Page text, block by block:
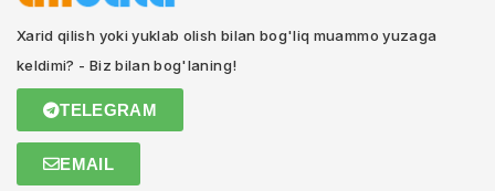
Xarid qilish yoki yuklab olish bilan bog'liq muammo yuzaga
keldimi? - Biz bilan bog'laning!
TELEGRAM
EMAIL